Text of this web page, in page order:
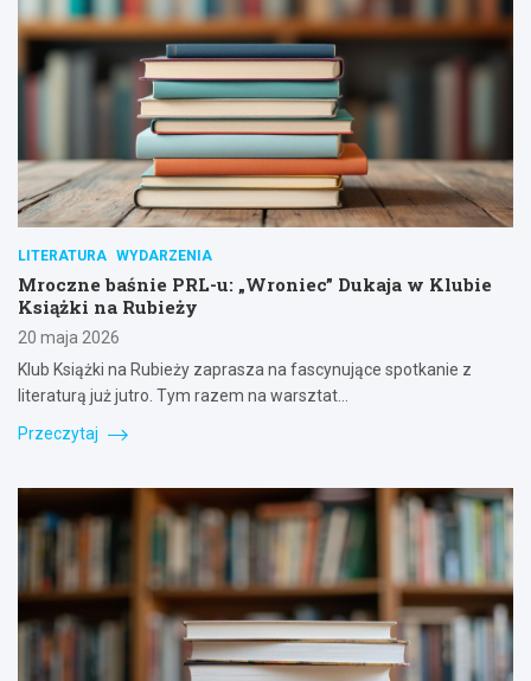
LITERATURA WYDARZENIA
Mroczne baśnie PRL-u: „Wroniec” Dukaja w Klubie
Książki na Rubieży
20 maja 2026
Klub Książki na Rubieży zaprasza na fascynujące spotkanie z
literaturą już jutro. Tym razem na warsztat…
Przeczytaj